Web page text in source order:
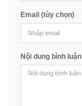
Email (tùy chọn)
Nội dung bình luận